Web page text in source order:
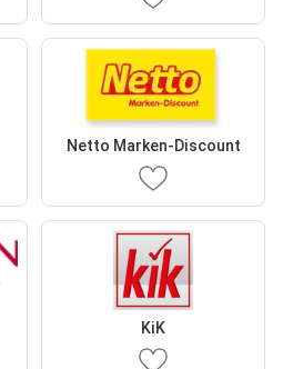
Netto Marken-Discount
KiK